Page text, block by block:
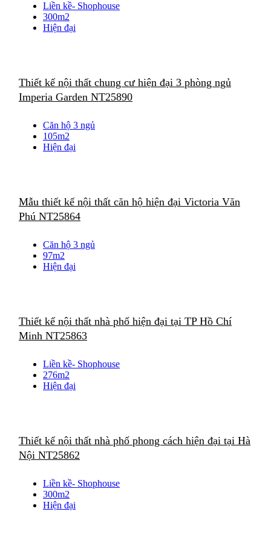
Liền kề- Shophouse
300m2
Hiện đại
Thiết kế nội thất chung cư hiện đại 3 phòng ngủ
Imperia Garden NT25890
Căn hộ 3 ngủ
105m2
Hiện đại
Mẫu thiết kế nội thất căn hộ hiện đại Victoria Văn
Phú NT25864
Căn hộ 3 ngủ
97m2
Hiện đại
Thiết kế nội thất nhà phố hiện đại tại TP Hồ Chí
Minh NT25863
Liền kề- Shophouse
276m2
Hiện đại
Thiết kế nội thất nhà phố phong cách hiện đại tại Hà
Nội NT25862
Liền kề- Shophouse
300m2
Hiện đại